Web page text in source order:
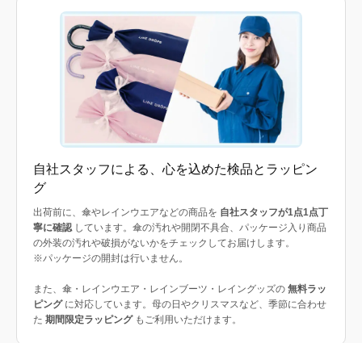
自社スタッフによる、心を込めた検品とラッピン
グ
出荷前に、傘やレインウエアなどの商品を 自社スタッフが1点1点丁
寧に確認しています。傘の汚れや開閉不具合、パッケージ入り商品
の外装の汚れや破損がないかをチェックしてお届けします。
※パッケージの開封は行いません。
また、傘・レインウエア・レインブーツ・レイングッズの 無料ラッ
ピングに対応しています。母の日やクリスマスなど、季節に合わせ
た 期間限定ラッピングもご利用いただけます。